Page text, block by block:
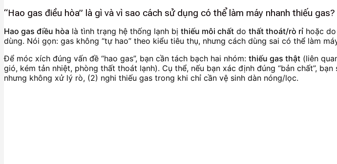
“Hao gas điều hòa” là gì và vì sao cách sử dụng có thể làm máy nhanh thiếu gas?
Hao gas điều hòa là tình trạng hệ thống lạnh bị thiếu môi chất do thất thoát/rò rỉ hoặc
dùng. Nói gọn: gas không “tự hao” theo kiểu tiêu thụ, nhưng cách dùng sai có thể làm
Để móc xích đúng vấn đề “hao gas”, bạn cần tách bạch hai nhóm: thiếu gas thật (liên
gió, kém tản nhiệt, phòng thất thoát lạnh). Cụ thể, nếu bạn xác định đúng “bản chất”,
nhưng không xử lý rò, (2) nghi thiếu gas trong khi chỉ cần vệ sinh dàn nóng/lọc.